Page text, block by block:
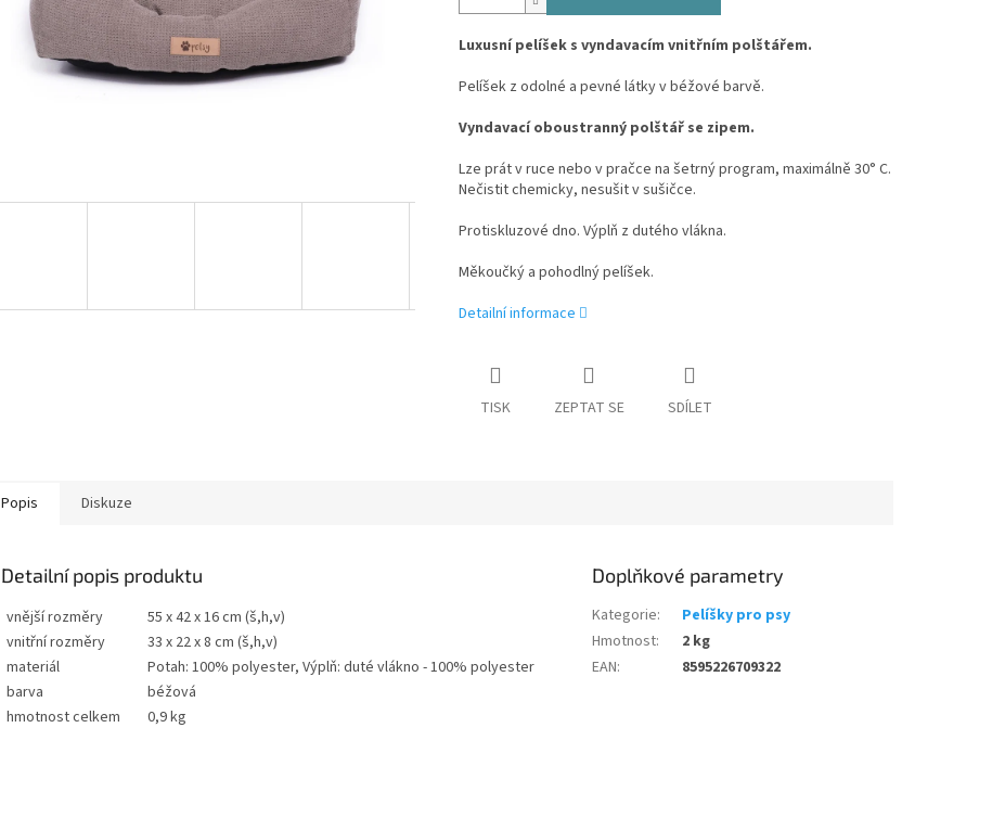
Luxusní pelíšek s vyndavacím vnitřním polštářem.
Pelíšek z odolné a pevné látky v béžové barvě.
Vyndavací oboustranný polštář se zipem.
Lze prát v ruce nebo v pračce na šetrný program, maximálně 30° C.
Nečistit chemicky, nesušit v sušičce.
Protiskluzové dno. Výplň z dutého vlákna.
Měkoučký a pohodlný pelíšek.
Detailní informace
TISK ZEPTAT SE SDÍLET
Popis Diskuze
Detailní popis produktu
vnější rozměry
55 x 42 x 16 cm (š,h,v)
vnitřní rozměry
33 x 22 x 8 cm (š,h,v)
materiál
Potah: 100% polyester, Výplň: duté vlákno - 100% polyester
barva
béžová
hmotnost celkem
0,9 kg
Doplňkové parametry
Kategorie:
Pelíšky pro psy
Hmotnost:
2 kg
EAN: 8595226709322